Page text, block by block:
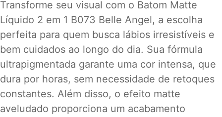
Transforme seu visual com o Batom Matte
Líquido 2 em 1 B073 Belle Angel, a escolha
perfeita para quem busca lábios irresistíveis e
bem cuidados ao longo do dia. Sua fórmula
ultrapigmentada garante uma cor intensa, que
dura por horas, sem necessidade de retoques
constantes. Além disso, o efeito matte
aveludado proporciona um acabamento